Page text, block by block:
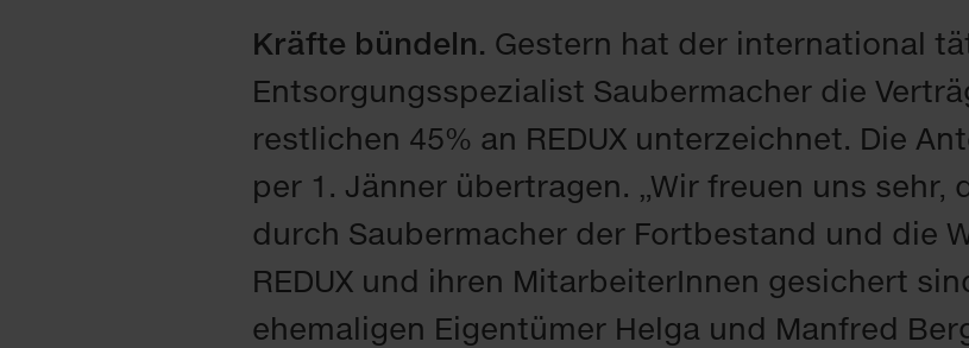
Kräfte bündeln. Gestern hat der international
Entsorgungsspezialist Saubermacher die
restlichen 45% an REDUX unterzeichnet. Die
per 1. Jänner übertragen. „Wir freuen uns sehr,
durch Saubermacher der Fortbestand und die
REDUX und ihren MitarbeiterInnen gesichert
ehemaligen Eigentümer Helga und Manfred